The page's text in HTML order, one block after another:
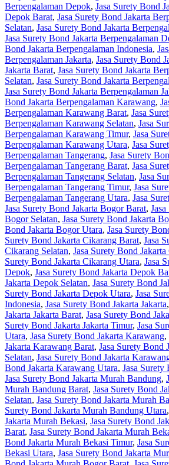
Berpengalaman Depok, Jasa Surety Bond
Depok Barat, Jasa Surety Bond Jakarta
Selatan, Jasa Surety Bond Jakarta
Jasa Surety Bond Jakarta Berpengalaman
Bond Jakarta Berpengalaman Indonesia,
Berpengalaman Jakarta, Jasa Surety Bond
Jakarta Barat, Jasa Surety Bond Jakarta
Selatan, Jasa Surety Bond Jakarta
Jasa Surety Bond Jakarta Berpengalaman
Bond Jakarta Berpengalaman Karawang,
Berpengalaman Karawang Barat, Jasa
Berpengalaman Karawang Selatan, Jasa
Berpengalaman Karawang Timur, Jasa
Berpengalaman Karawang Utara, Jasa
Berpengalaman Tangerang, Jasa Surety
Berpengalaman Tangerang Barat, Jasa
Berpengalaman Tangerang Selatan, Jasa
Berpengalaman Tangerang Timur, Jasa
Berpengalaman Tangerang Utara, Jasa
Jasa Surety Bond Jakarta Bogor Barat,
Bogor Selatan, Jasa Surety Bond Jakarta
Bond Jakarta Bogor Utara, Jasa Surety
Surety Bond Jakarta Cikarang Barat, Jasa
Cikarang Selatan, Jasa Surety Bond
Surety Bond Jakarta Cikarang Utara, Jasa
Depok, Jasa Surety Bond Jakarta Depok
Jakarta Depok Selatan, Jasa Surety Bond
Surety Bond Jakarta Depok Utara, Jasa
Indonesia, Jasa Surety Bond Jakarta Jakarta,
Jakarta Jakarta Barat, Jasa Surety Bond
Surety Bond Jakarta Jakarta Timur, Jasa
Utara, Jasa Surety Bond Jakarta Karawang,
Jakarta Karawang Barat, Jasa Surety Bond
Selatan, Jasa Surety Bond Jakarta
Bond Jakarta Karawang Utara, Jasa Surety
Jasa Surety Bond Jakarta Murah Bandung,
Murah Bandung Barat, Jasa Surety Bond
Selatan, Jasa Surety Bond Jakarta Murah
Surety Bond Jakarta Murah Bandung Utara,
Jakarta Murah Bekasi, Jasa Surety Bond
Barat, Jasa Surety Bond Jakarta Murah
Bond Jakarta Murah Bekasi Timur, Jasa
Bekasi Utara, Jasa Surety Bond Jakarta